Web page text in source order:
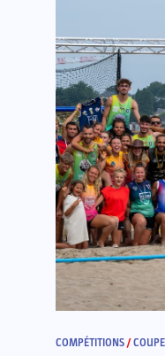
COMPÉTITIONS /